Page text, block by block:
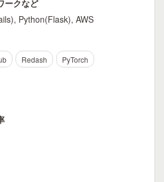
ークなど
Python(Flask), AWS
Redash PyTorch